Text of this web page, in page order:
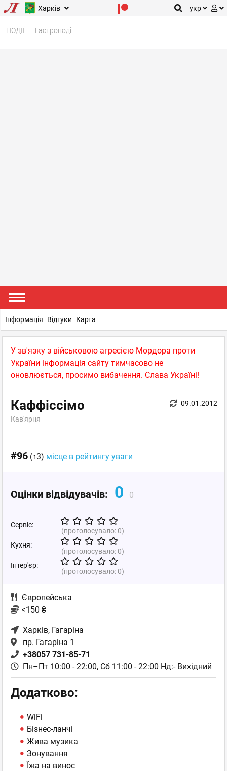
Харків укр
ПОДІЇ Гастроподії
У зв'язку з військовою агресією Мордора проти
України інформація сайту тимчасово не
оновлюється, просимо вибачення. Слава Україні!
Каффіссімо
Кав'ярня
09.01.2012
#96 (↑3) місце в рейтингу уваги
Оцінки відвідувачів: 0 0
Сервіс:
(проголосувало:0)
Кухня:
(проголосувало:0)
Інтер'єр:
(проголосувало:0)
Європейська
<150 ₴
Харків, Гагаріна
пр. Гагаріна 1
+38057 731-85-71
Пн–Пт 10:00 - 22:00, Сб 11:00 - 22:00 Нд:- Вихідний
Додатково:
WiFi
Бізнес-ланчі
Жива музика
Зонування
Їжа на винос
Інформація Відгуки Карта